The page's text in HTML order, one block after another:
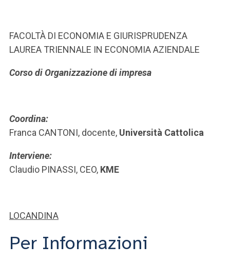
ACCEDI A CLOUDMAIL
FACOLTÀ DI ECONOMIA E GIURISPRUDENZA
LAUREA TRIENNALE IN ECONOMIA AZIENDALE
Corso di Organizzazione di impresa
Coordina:
Franca CANTONI, docente, Università Cattolica
Interviene:
Claudio PINASSI, CEO, KME
LOCANDINA
Per Informazioni